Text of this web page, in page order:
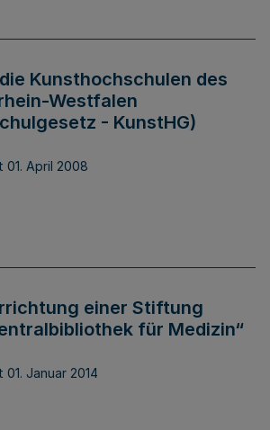
Kunsthochschulen des
Westfalen
- KunstHG)
01. April 2008
einer Stiftung
für Medizin“
01. Januar 2014